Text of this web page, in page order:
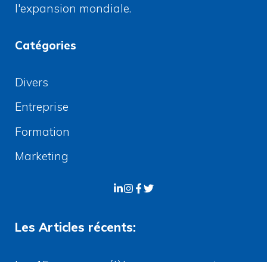
l'expansion mondiale.
Catégories
Divers
Entreprise
Formation
Marketing
Les Articles récents: